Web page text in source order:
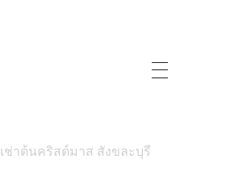
เช่าต้นคริสต์มาส สังขละบุรี